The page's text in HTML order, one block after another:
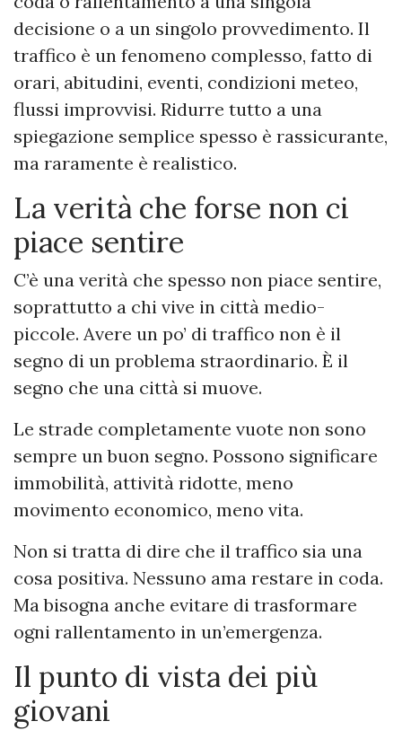
decisione o a un singolo provvedimento. Il
traffico è un fenomeno complesso, fatto di
orari, abitudini, eventi, condizioni meteo,
flussi improvvisi. Ridurre tutto a una
spiegazione semplice spesso è rassicurante,
ma raramente è realistico.
La verità che forse non ci
piace sentire
C’è una verità che spesso non piace sentire,
soprattutto a chi vive in città medio-
piccole. Avere un po’ di traffico non è il
segno di un problema straordinario. È il
segno che una città si muove.
Le strade completamente vuote non sono
sempre un buon segno. Possono significare
immobilità, attività ridotte, meno
movimento economico, meno vita.
Non si tratta di dire che il traffico sia una
cosa positiva. Nessuno ama restare in coda.
Ma bisogna anche evitare di trasformare
ogni rallentamento in un’emergenza.
Il punto di vista dei più
giovani